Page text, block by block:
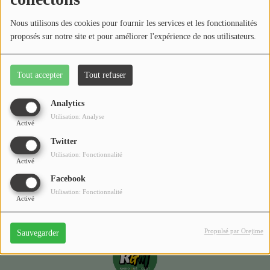
Nous utilisons des cookies pour fournir les services et les fonctionnalités
proposés sur notre site et pour améliorer l'expérience de nos utilisateurs.
Tout accepter Tout refuser
Analytics
Activé
Utilisation: Analyse
Twitter
Activé
Utilisation: Fonctionnalité
Facebook
Activé
Utilisation: Fonctionnalité
Sauvegarder Propulsé par Orejime
Médias
Podcasts
Photos
Dédicaces
Jeux Concours
Contact
Oups, vous avez
rencontré une erreur.